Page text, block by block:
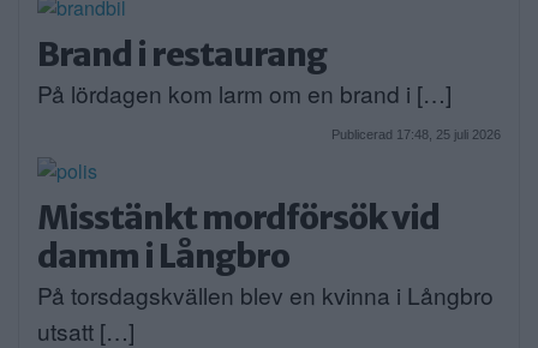
Brand i restaurang
På lördagen kom larm om en brand i […]
Publicerad 17:48, 25 juli 2026
Misstänkt mordförsök vid
damm i Långbro
På torsdagskvällen blev en kvinna i Långbro
utsatt […]